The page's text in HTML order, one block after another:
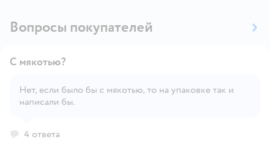
Вопросы покупателей
С мякотью?
Нет, если было бы с мякотью, то на упаковке так и
написали бы.
4 ответа